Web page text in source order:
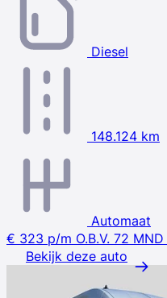
Diesel
148.124 km
Automaat
€ 323 p/m O.B.V. 72 MND
Bekijk deze auto